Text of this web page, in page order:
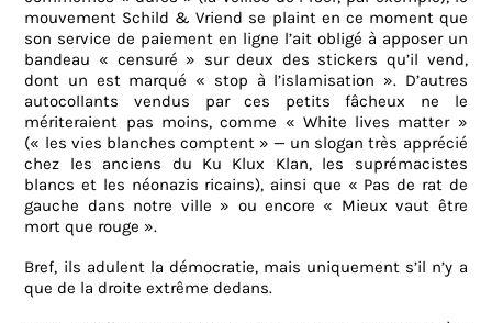
mouvement Schild & Vriend se plaint en ce moment que
son service de paiement en ligne l’ait obligé à apposer un
bandeau « censuré » sur deux des stickers qu’il vend,
dont un est marqué « stop à l’islamisation ». D’autres
autocollants vendus par ces petits fâcheux ne le
mériteraient pas moins, comme « White lives matter »
(« les vies blanches comptent » — un slogan très apprécié
chez les anciens du Ku Klux Klan, les suprémacistes
blancs et les néonazis ricains), ainsi que « Pas de rat de
gauche dans notre ville » ou encore « Mieux vaut être
mort que rouge ».
Bref, ils adulent la démocratie, mais uniquement s’il n’y a
que de la droite extrême dedans.